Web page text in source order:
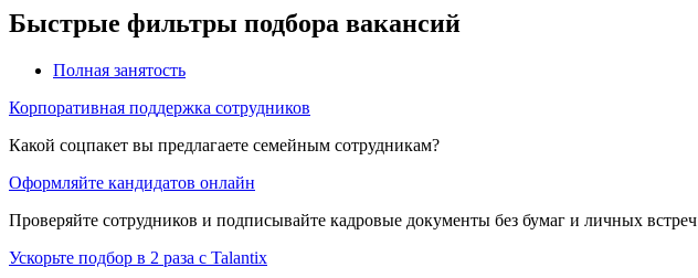
Быстрые фильтры подбора вакансий
Полная занятость
Корпоративная поддержка сотрудников
Какой соцпакет вы предлагаете семейным сотрудникам?
Оформляйте кандидатов онлайн
Проверяйте сотрудников и подписывайте кадровые документы без бумаг и личных встреч
Ускорьте подбор в 2 раза с Talantix